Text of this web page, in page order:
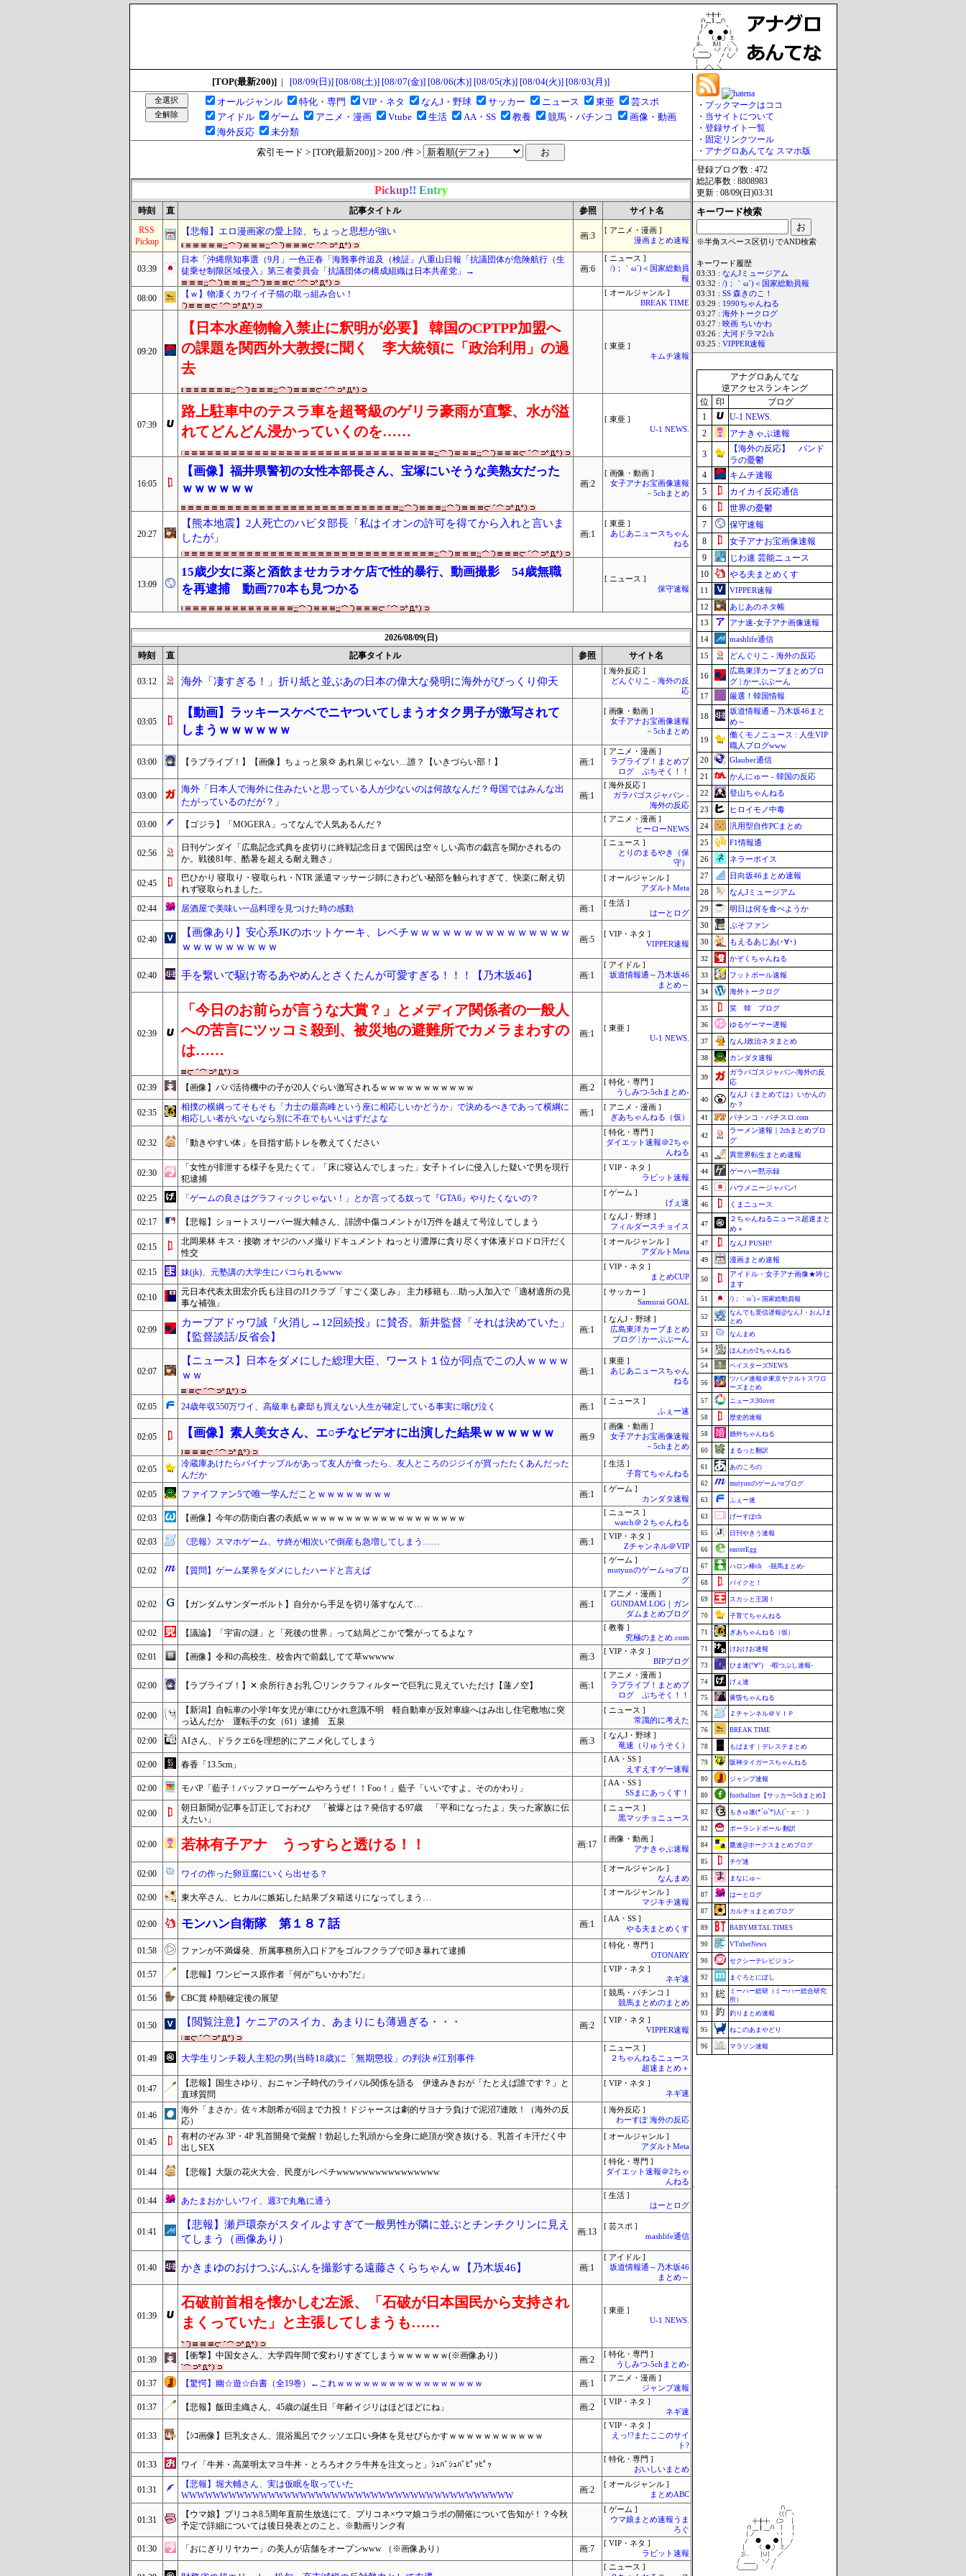
[TOP(最新200)] | [08/09(日)] [08/08(土)] [08/07(金)] [08/06(木)] [08/05(水)] [08/04(火)] [08/03(月)]
オールジャンル
特化・専門 VIP・ネタ なんJ・野球 サッカー ニュース 東亜
芸スポ
アイドル
ゲーム アニメ・漫画 Vtube 生活 AA・SS 教養 競馬・パチンコ
画像・動画
海外反応
未分類
索引モード > [TOP(最新200)] > 200 /件 >
Pickup!! Entry
時刻 直 記事タイトル 参照
サイト名
RSS
Pickup
【悲報】エロ漫画家の愛上陸、ちょっと思想が強い 画:3
[ アニメ・漫画 ]
漫画まとめ速報
03:39
日本「沖縄県知事選（9月」一色正春「海難事件追及（検証」八重山日報「抗議団体が危険航行（生
徒乗せ制限区域侵入」第三者委員会「抗議団体の構成組織は日本共産党」→
画:6
[ ニュース ]
/)；｀ω´)＜国家総動員
報
08:00 【ｗ】物凄くカワイイ子猫の取っ組み合い！
[ オールジャンル ]
BREAK TIME
09:20
【日本水産物輸入禁止に釈明が必要】 韓国のCPTPP加盟へ
の課題を関西外大教授に聞く 李大統領に「政治利用」の過
去
[ 東亜 ]
キムチ速報
07:39
路上駐車中のテスラ車を超弩級のゲリラ豪雨が直撃、水が溢
れてどんどん浸かっていくのを……
[ 東亜 ]
U-1 NEWS.
16:05
【画像】福井県警初の女性本部長さん、宝塚にいそうな美熟女だった
ｗｗｗｗｗｗ
画:2
[ 画像・動画 ]
女子アナお宝画像速報
－5chまとめ
20:27
【熊本地震】2人死亡のハビタ部長「私はイオンの許可を得てから入れと言いま
したが」
画:1
[ 東亜 ]
あじあニュースちゃん
ねる
13:09
15歳少女に薬と酒飲ませカラオケ店で性的暴行、動画撮影 54歳無職
を再逮捕 動画770本も見つかる
[ ニュース ]
保守速報
2026/08/09(日)
時刻
直 記事タイトル 参照 サイト名
03:12 海外「凄すぎる！」折り紙と並ぶあの日本の偉大な発明に海外がびっくり仰天
[ 海外反応 ]
どんぐりこ - 海外の反
応
03:05
【動画】ラッキースケベでニヤついてしまうオタク男子が激写されて
しまうｗｗｗｗｗｗ
[ 画像・動画 ]
女子アナお宝画像速報
－5chまとめ
03:00 【ラブライブ！】【画像】ちょっと泉💢 あれ泉じゃない…誰？【いきづらい部！】 画:1
[ アニメ・漫画 ]
ラブライブ！まとめブ
ログ ぷちそく！！
03:00
海外「日本人で海外に住みたいと思っている人が少ないのは何故なんだ？母国ではみんな出
たがっているのだが？」
画:1
[ 海外反応 ]
ガラパゴスジャパン -
海外の反応
03:00 【ゴジラ】「MOGERA」ってなんで人気あるんだ？
[ アニメ・漫画 ]
ヒーローNEWS
02:56
日刊ゲンダイ「広島記念式典を皮切りに終戦記念日まで国民は空々しい高市の戯言を聞かされるの
か。戦後81年、酷暑を超える耐え難さ」
[ ニュース ]
とりのまるやき（保
守）
02:45
巴ひかり 寝取り・寝取られ・NTR 派遣マッサージ師にきわどい秘部を触られすぎて、快楽に耐え切
れず寝取られました。
[ オールジャンル ]
アダルトMeta
02:44 居酒屋で美味い一品料理を見つけた時の感動 画:1
[ 生活 ]
はーとログ
02:40
【画像あり】安心系JKのホットケーキ、レベチｗｗｗｗｗｗｗｗｗｗｗｗｗｗｗ
ｗｗｗｗｗｗｗｗｗ
画:5
[ VIP・ネタ ]
VIPPER速報
02:40 手を繋いで駆け寄るあやめんとさくたんが可愛すぎる！！！【乃木坂46】 画:1
[ アイドル ]
坂道情報通～乃木坂46
まとめ～
02:39
「今日のお前らが言うな大賞？」とメディア関係者の一般人
への苦言にツッコミ殺到、被災地の避難所でカメラまわすの
は……
画:1
[ 東亜 ]
U-1 NEWS.
02:39 【画像】パパ活待機中の子が20人ぐらい激写されるｗｗｗｗｗｗｗｗｗｗｗ 画:2
[ 特化・専門 ]
うしみつ-5chまとめ-
02:35
相撲の横綱ってそもそも「力士の最高峰という座に相応しいかどうか」で決めるべきであって横綱に
相応しい者がいないなら別に不在でもいいはずだよな
画:1
[ アニメ・漫画 ]
ぎあちゃんねる（仮）
02:32 「動きやすい体」を目指す筋トレを教えてください
[ 特化・専門 ]
ダイエット速報＠2ちゃ
んねる
02:30
「女性が排泄する様子を見たくて」「床に寝込んでしまった」女子トイレに侵入した疑いで男を現行
犯逮捕
[ VIP・ネタ ]
ラビット速報
02:25 「ゲームの良さはグラフィックじゃない！」とか言ってる奴って『GTA6』やりたくないの？
[ ゲーム ]
げぇ速
02:17 【悲報】ショートスリーパー堀大輔さん、誹謗中傷コメントが1万件を越えて号泣してしまう
[ なんJ・野球 ]
フィルダースチョイス
02:15
北岡果林 キス・接吻 オヤジのハメ撮りドキュメント ねっとり濃厚に貪り尽くす体液ドロドロ汗だく
性交
[ オールジャンル ]
アダルトMeta
02:15 妹(jk)、元塾講の大学生にパコられるwww
[ VIP・ネタ ]
まとめCUP
02:10
元日本代表太田宏介氏も注目のJ1クラブ「すごく楽しみ」 主力移籍も…助っ人加入で「適材適所の見
事な補強」
[ サッカー ]
Samurai GOAL
02:09
カープアドゥワ誠『火消し→12回続投』に賛否。新井監督「それは決めていた」
【監督談話/反省会】
画:1
[ なんJ・野球 ]
広島東洋カープまとめ
ブログ | かーぷぶーん
02:07
【ニュース】日本をダメにした総理大臣、ワースト１位が同点でこの人ｗｗｗｗ
ｗｗ
画:1
[ 東亜 ]
あじあニュースちゃん
ねる
02:05 24歳年収550万ワイ、高級車も豪邸も買えない人生が確定している事実に咽び泣く 画:1
[ ニュース ]
ふぇー速
02:05 【画像】素人美女さん、エ○チなビデオに出演した結果ｗｗｗｗｗｗ 画:9
[ 画像・動画 ]
女子アナお宝画像速報
－5chまとめ
02:05
冷蔵庫あけたらパイナップルがあって友人が食ったら、友人ところのジジイが買ったたくあんだった
んだか
[ 生活 ]
子育てちゃんねる
02:05 ファイファン5で唯一学んだことｗｗｗｗｗｗｗｗ 画:1
[ ゲーム ]
カンダタ速報
02:03 【画像】今年の防衛白書の表紙ｗｗｗｗｗｗｗｗｗｗｗｗｗｗｗｗｗｗｗ
[ ニュース ]
watch＠２ちゃんねる
02:03 《悲報》スマホゲーム、サ終が相次いで倒産も急増してしまう…… 画:1
[ VIP・ネタ ]
Zチャンネル＠VIP
02:02 【質問】ゲーム業界をダメにしたハードと言えば
[ ゲーム ]
mutyunのゲーム+αブロ
グ
02:02 【ガンダムサンダーボルト】自分から手足を切り落すなんて… 画:1
[ アニメ・漫画 ]
GUNDAM.LOG｜ガン
ダムまとめブログ
02:02 【議論】「宇宙の謎」と「死後の世界」って結局どこかで繋がってるよな？
[ 教養 ]
究極のまとめ.com
02:01 【画像】令和の高校生、校舎内で前戯してて草wwwww 画:3
[ VIP・ネタ ]
BIPブログ
02:00 【ラブライブ！】✕ 余所行きお乳 ◯リンクラフィルターで巨乳に見えていただけ【蓮ノ空】 画:1
[ アニメ・漫画 ]
ラブライブ！まとめブ
ログ ぷちそく！！
02:00
【新潟】自転車の小学1年女児が車にひかれ意識不明 軽自動車が反対車線へはみ出し住宅敷地に突
っ込んだか 運転手の女（61）逮捕 五泉
[ ニュース ]
常識的に考えた
02:00 AIさん、ドラクエ6を理想的にアニメ化してしまう 画:3
[ なんJ・野球 ]
竜速（りゅうそく）
02:00 春香「13.5cm」
[ AA・SS ]
えすえすゲー速報
02:00 モバP「藍子！バッファローゲームやろうぜ！！Foo！」藍子「いいですよ。そのかわり」
[ AA・SS ]
SSまにあっくす！
02:00
朝日新聞が記事を訂正しておわび 「被爆とは？発信する97歳 「平和になったよ」失った家族に伝
えたい」
[ ニュース ]
黒マッチョニュース
02:00 若林有子アナ うっすらと透ける！！ 画:17
[ 画像・動画 ]
アナきゃぷ速報
02:00 ワイの作った卵豆腐にいくら出せる？
[ オールジャンル ]
なんまめ
02:00 東大卒さん、ヒカルに嫉妬した結果ブタ箱送りになってしまう…
[ オールジャンル ]
マジキチ速報
02:00 モンハン自衛隊 第１８７話 画:1
[ AA・SS ]
やる夫まとめくす
01:58 ファンが不満爆発、所属事務所入口ドアをゴルフクラブで叩き暴れて逮捕
[ 特化・専門 ]
OTONARY
01:57 【悲報】ワンピース原作者「何が"ちいかわ"だ」
[ VIP・ネタ ]
ネギ速
01:56 CBC賞 枠順確定後の展望
[ 競馬・パチンコ ]
競馬まとめのまとめ
01:50 【閲覧注意】ケニアのスイカ、あまりにも薄過ぎる・・・ 画:2
[ VIP・ネタ ]
VIPPER速報
01:49 大学生リンチ殺人主犯の男(当時18歳)に「無期懲役」の判決 #江別事件
[ ニュース ]
２ちゃんねるニュース
超速まとめ＋
01:47
【悲報】国生さゆり、おニャン子時代のライバル関係を語る 伊達みきおが「たとえば誰です？」と
直球質問
[ VIP・ネタ ]
ネギ速
01:46
海外「まさか」佐々木朗希が6回まで力投！ドジャースは劇的サヨナラ負けで泥沼7連敗！（海外の反
応）
[ 海外反応 ]
わーすぽ 海外の反応
01:45
有村のぞみ 3P・4P 乳首開発で覚醒！勃起した乳頭から全身に絶頂が突き抜ける、乳首イキ汗だく中
出しSEX
[ オールジャンル ]
アダルトMeta
01:44 【悲報】大阪の花火大会、民度がレベチwwwwwwwwwwwwwwww
[ 特化・専門 ]
ダイエット速報＠2ちゃ
んねる
01:44 あたまおかしいワイ、週3で丸亀に通う
[ 生活 ]
はーとログ
01:41
【悲報】瀬戸環奈がスタイルよすぎて一般男性が隣に並ぶとチンチクリンに見え
てしまう（画像あり）
画:13
[ 芸スポ ]
mashlife通信
01:40 かきまゆのおけつぶんぶんを撮影する遠藤さくらちゃんｗ【乃木坂46】 画:1
[ アイドル ]
坂道情報通～乃木坂46
まとめ～
01:39
石破前首相を懐かしむ左派、「石破が日本国民から支持され
まくっていた」と主張してしまうも……
[ 東亜 ]
U-1 NEWS.
01:39 【衝撃】中国女さん、大学四年間で変わりすぎてしまうｗｗｗｗｗｗ(※画像あり) 画:2
[ 特化・専門 ]
うしみつ-5chまとめ-
01:37 【驚愕】幽☆遊☆白書（全19巻）←これｗｗｗｗｗｗｗｗｗｗｗｗｗｗｗｗｗ 画:1
[ アニメ・漫画 ]
ジャンプ速報
01:37 【悲報】飯田圭織さん、45歳の誕生日「年齢イジリはほどほどにね」 画:2
[ VIP・ネタ ]
ネギ速
01:33 【ｼｺ画像】巨乳女さん、混浴風呂でクッソエ口い身体を見せびらかすｗｗｗｗｗｗｗｗｗｗｗ
[ VIP・ネタ ]
えっ!?またここのサイ
ト?
01:33 ワイ「牛丼・高菜明太マヨ牛丼・とろろオクラ牛丼を注文っと」ｼｭﾊﾞｼｭﾊﾞﾋﾟｯﾋﾟｯ
[ 特化・専門 ]
おいしいまとめ
01:31
【悲報】堀大輔さん、実は仮眠を取っていた
WWWWWWWWWWWWWWWWWWWWWWWWWWWWWWWWWWWWWWWWWW
画:2
[ オールジャンル ]
まとめABC
01:31
【ウマ娘】プリコネ8.5周年直前生放送にて、プリコネ×ウマ娘コラボの開催について告知が！？今秋
予定で詳細については後日発表とのこと。※動画リンク有
[ ゲーム ]
ウマ娘まとめ速報うま
ろぐ
01:30 「おにぎりリヤカー」の美人が店舗をオープンwww （※画像あり） 画:7
[ VIP・ネタ ]
ラビット速報
[ ニュース ]
・ ブックマークはココ
・ 当サイトについて
・ 登録サイト一覧
・ 固定リンクツール
・ アナグロあんてな スマホ版
登録ブログ数 : 472
総記事数 : 8808983
更新 : 08/09(日)03:31
キーワード検索
※半角スペース区切りでAND検索
キーワード履歴
03:33 : なんJミュージアム
03:32 : /)；｀ω´)＜国家総動員報
03:31 : SS 森きのこ！
03:29 : 1990ちゃんねる
03:27 : 海外トークログ
03:27 : 映画 ちいかわ
03:26 : 大河ドラマ2ch
03:25 : VIPPER速報
アナグロあんてな
逆アクセスランキング
位
印
ブログ
1
U-1 NEWS.
2
アナきゃぷ速報
3
【海外の反応】 パンド
ラの憂鬱
4
キムチ速報
5
カイカイ反応通信
6
世界の憂鬱
7
保守速報
8
女子アナお宝画像速報
9
じわ速 芸能ニュース
10
やる夫まとめくす
11
VIPPER速報
12
あじあのネタ帳
13
アナ速‐女子アナ画像速報
14
mashlife通信
15
どんぐりこ - 海外の反応
16
広島東洋カープまとめブロ
グ | かーぷぶーん
17
厳選！韓国情報
18
坂道情報通～乃木坂46まと
め～
19
働くモノニュース : 人生VIP
職人ブログwww
20
Glauber通信
21
かんにゅー - 韓国の反応
22
登山ちゃんねる
23
ヒロイモノ中毒
24
汎用型自作PCまとめ
25
F1情報通
26
ネラーボイス
27
日向坂46まとめ速報
28
なんJミュージアム
29
明日は何を食べようか
30
ぷそファン
30
もえるあじあ(･∀･)
32 かぞくちゃんねる
33 フットボール速報
34 海外トークログ
35 笑 韓 ブログ
36 ゆるゲーマー遅報
37 なんJ政治ネタまとめ
38 カンダタ速報
39
ガラパゴスジャパン-海外の反
応
40
なんJ（まとめては）いかんの
か？
41
パチンコ・パチスロ.com
42
ラーメン速報｜2chまとめブロ
グ
43
異世界転生まとめ速報
44 ゲーハー黙示録
45 ハウメニージャパン!
46 くまニュース
47
２ちゃんねるニュース超速まと
め＋
47
なんJ PUSH!!
49 漫画まとめ速報
50
アイドル・女子アナ画像★吟じ
ます
51 /)；｀ω´)＜国家総動員報
52
なんでも受信遅報@なんJ・おんJま
とめ
53
なんまめ
54 ほんわか2ちゃんねる
54 ベイスターズNEWS
56
ツバメ速報＠東京ヤクルトスワロ
ーズまとめ
57
ニュース30over
58 歴史的速報
58 婚外ちゃんねる
60 まるっと翻訳
61 あのころの
62 mutyunのゲーム+αブログ
63 ふぇー速
63 げーすぽch
65 日刊やきう速報
66 easterEgg
67 ハロン棒ch -競馬まとめ-
68 バイクと！
69 スカッと王国！
70 子育てちゃんねる
71 ぎあちゃんねる（仮）
71 けおけお速報
73 ひま速(°∀°) -暇つぶし速報-
74 げぇ速
75 黄昏ちゃんねる
76 Ｚチャンネル＠ＶＩＰ
76 BREAK TIME
78 もばます｜デレステまとめ
79 阪神タイガースちゃんねる
80 ジャンプ速報
80 footballnet【サッカー5chまとめ】
82 もきゅ速(*´ω`*)人(´･ェ･｀)
82 ポーランドボール 翻訳
84 鷹速@ホークスまとめブログ
85 チゲ速
85 まなにゅ～
87 はーとログ
87 カルチョまとめブログ
89 BABYMETAL TIMES
90 VTuberNews
90 セクシーテレビジョン
92 まぐろとにぼし
93
ミーハー総研（ミーハー総合研究
所）
93
釣りまとめ速報
95 ねこのあまやどり
96 マラソン速報